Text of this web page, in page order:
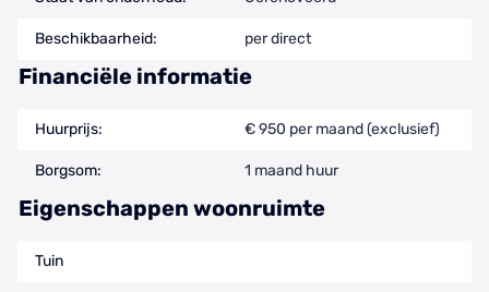
Beschikbaarheid: per direct
Financiële informatie
Huurprijs: € 950 per maand (exclusief)
Borgsom: 1 maand huur
Eigenschappen woonruimte
Tuin